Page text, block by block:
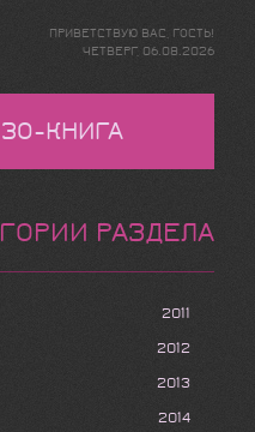
ПРИВЕТСТВУЮ ВАС ГОСТЬ!
ЧЕТВЕРГ, 06.08.2026
КНИГА
РАЗДЕЛА
2011
2012
2013
2014